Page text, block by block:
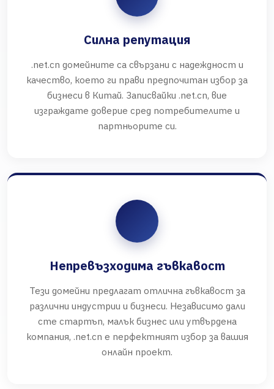
Силна репутация
.net.cn домейните са свързани с надеждност и
качество, което ги прави предпочитан избор за
бизнеси в Китай. Записвайки .net.cn, вие
изграждате доверие сред потребителите и
партньорите си.
Непревъзходима гъвкавост
Тези домейни предлагат отлична гъвкавост за
различни индустрии и бизнеси. Независимо дали
сте стартъп, малък бизнес или утвърдена
компания, .net.cn е перфектният избор за вашия
онлайн проект.